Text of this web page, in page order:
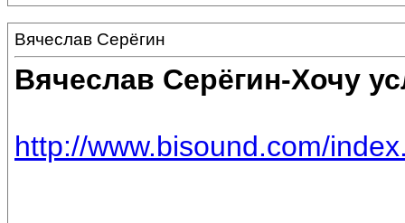
Вячеслав Серёгин
Вячеслав Серёгин-Хочу
http://www.bisound.com/